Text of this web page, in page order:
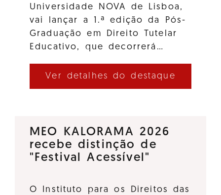
Universidade NOVA de Lisboa,
vai lançar a 1.ª edição da Pós-
Graduação em Direito Tutelar
Educativo, que decorrerá…
Ver detalhes do destaque
MEO KALORAMA 2026
recebe distinção de
"Festival Acessível"
O Instituto para os Direitos das